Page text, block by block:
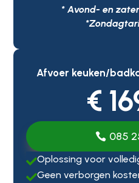
* Avond- en
Afvoer keuken/
€
085
Oplossing voor
Geen verborgen